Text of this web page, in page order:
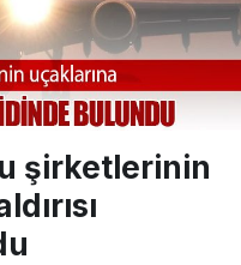
şirketlerinin